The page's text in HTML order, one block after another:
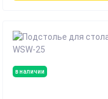
в наличии